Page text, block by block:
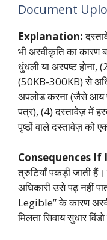
Document
Explanation:
भी अस्वीकृति का कारण
धुंधली या अस्पष्ट होना,
(50KB-300KB) से
अपलोड करना (जैसे आय
पत्र), (4) दस्तावेज़ में
पृष्ठों वाले दस्तावेज़ को
Consequences If
त्रुटियाँ पकड़ी जाती हैं।
अधिकारी उसे पढ़ नहीं
Legible” के कारण
मिलता सिवाय सुधार